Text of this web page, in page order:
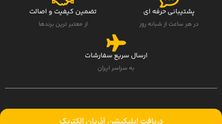
پشتیبانی حرفه ای
در هر ساعت از شبانه روز
تضمین کیفیت و اصالت
از معتبر ترین برندها
ارسال سریع سفارشات
به سراسر ایران